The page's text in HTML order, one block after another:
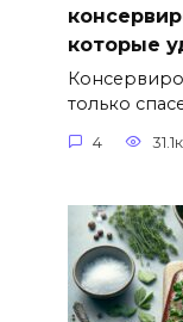
которые
только
4 31.1к.